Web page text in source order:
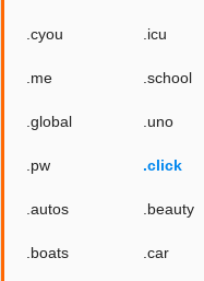
.cyou .icu
.me .school
.global .uno
.pw .click
.autos .beauty
.boats .car